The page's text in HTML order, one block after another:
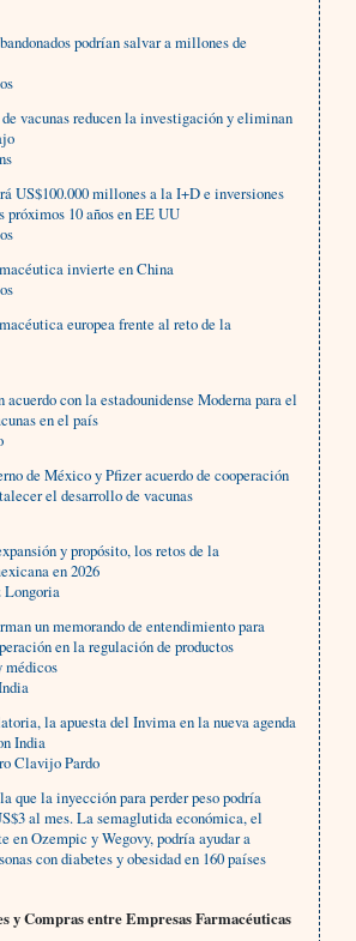
podrían salvar a millones de
vacunas reducen la investigación y eliminan
US$100.000 millones a la I+D e inversiones
próximos 10 años en EE UU
invierte en China
europea frente al reto de la
con la estadounidense Moderna para el
en el país
de México y Pfizer acuerdo de cooperación
el desarrollo de vacunas
y propósito, los retos de la
en 2026
un memorando de entendimiento para
en la regulación de productos
médicos
la apuesta del Invima en la nueva agenda
India
Clavijo Pardo
que la inyección para perder peso podría
al mes. La semaglutida económica, el
en Ozempic y Wegovy, podría ayudar a
con diabetes y obesidad en 160 países
y Compras entre Empresas Farmacéuticas